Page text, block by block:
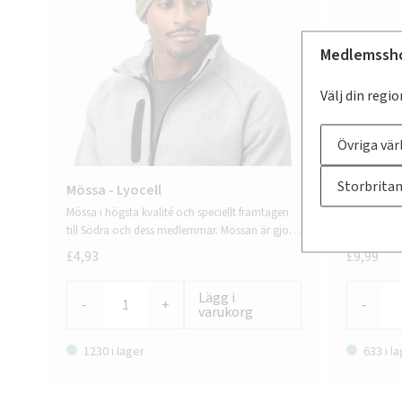
Mössa - Lyocell
Mössa i högsta kvalité och speciellt framtagen
till Södra och dess medlemmar. Mössan är gjord
i lyocell som är ett tyg framställt utifrån
cellulosafibrer. Detta ger den en lätt och len
£4,93
- + Lägg i
varukorg
1230 i lager
Håll dig
återvunnet
Perfekt
och en
£9,99
-
633 i
Välj din
Övriga